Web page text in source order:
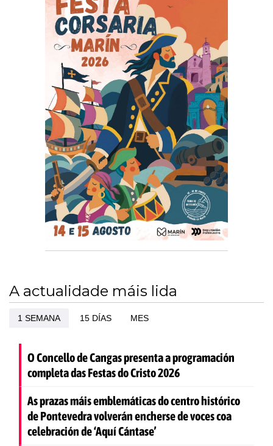
A actualidade máis lida
1 SEMANA 15 DÍAS MES
O Concello de Cangas presenta a programación
completa das Festas do Cristo 2026
As prazas máis emblemáticas do centro histórico
de Pontevedra volverán encherse de voces coa
celebración de ‘Aquí Cántase’